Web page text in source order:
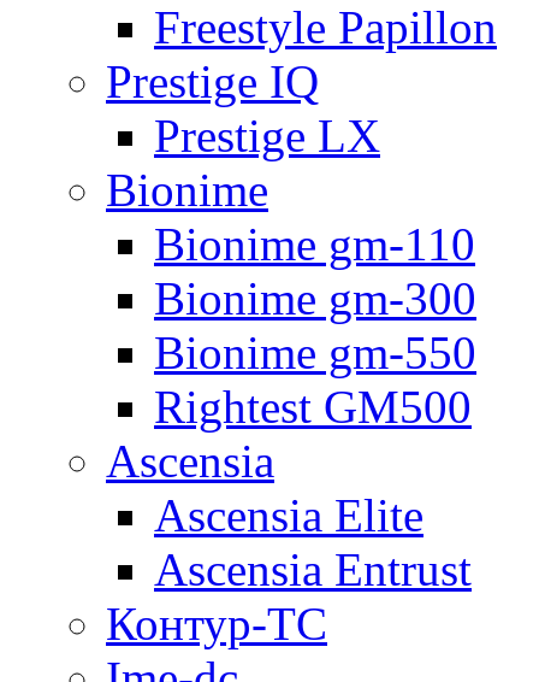
Freestyle Papillon
Prestige IQ
Prestige LX
Bionime
Bionime gm-110
Bionime gm-300
Bionime gm-550
Rightest GM500
Ascensia
Ascensia Elite
Ascensia Entrust
Контур-ТС